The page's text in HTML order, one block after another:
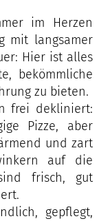
im Herzen
mit langsamer
Hier ist alles
bekömmliche
zu bieten.
frei dekliniert:
Pizze, aber
und zart
auf die
frisch, gut
gepflegt,